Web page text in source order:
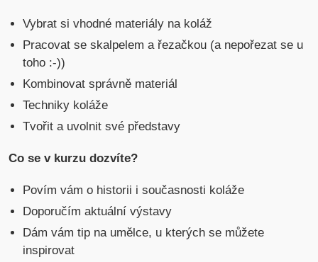
Vybrat si vhodné materiály na koláž
Pracovat se skalpelem a řezačkou (a nepořezat se u
toho :-))
Kombinovat správně materiál
Techniky koláže
Tvořit a uvolnit své představy
Co se v kurzu dozvíte?
Povím vám o historii i současnosti koláže
Doporučím aktuální výstavy
Dám vám tip na umělce, u kterých se můžete
inspirovat